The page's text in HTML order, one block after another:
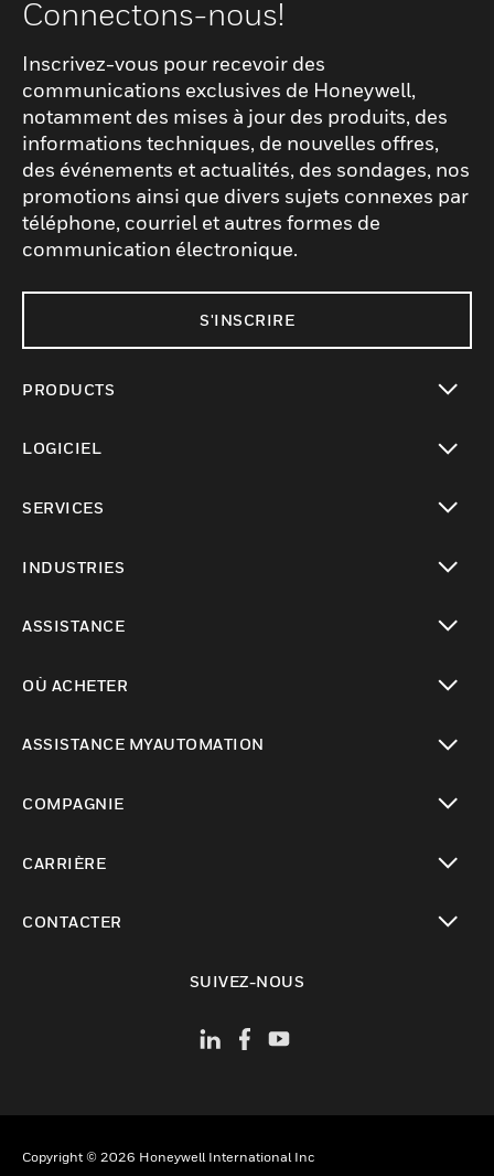
Connectons-nous!
Inscrivez-vous pour recevoir des
communications exclusives de Honeywell,
notamment des mises à jour des produits, des
informations techniques, de nouvelles offres,
des événements et actualités, des sondages, nos
promotions ainsi que divers sujets connexes par
téléphone, courriel et autres formes de
communication électronique.
S'INSCRIRE
PRODUCTS
LOGICIEL
SERVICES
INDUSTRIES
ASSISTANCE
OÙ ACHETER
ASSISTANCE MYAUTOMATION
COMPAGNIE
CARRIÈRE
CONTACTER
SUIVEZ-NOUS
Copyright © 2026 Honeywell International Inc